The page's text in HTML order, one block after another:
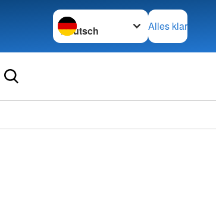
Sprache wechseln zu
Alles klar